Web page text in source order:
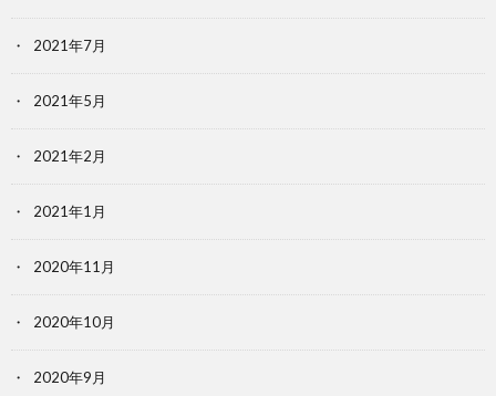
2021年7月
2021年5月
2021年2月
2021年1月
2020年11月
2020年10月
2020年9月